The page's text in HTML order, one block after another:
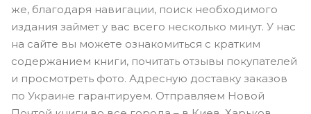
же, благодаря навигации, поиск необходимого
издания займет у вас всего несколько минут. У нас
на сайте вы можете ознакомиться с кратким
содержанием книги, почитать отзывы покупателей
и просмотреть фото. Адресную доставку заказов
по Украине гарантируем. Отправляем Новой